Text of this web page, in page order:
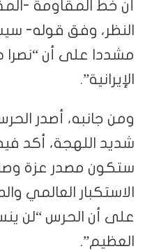
أن خط المقاومة -
النظر، وفق قوله-
مشددا على أن “نصرا
الإيرانية”.
ومن جانبه، أصدر الحرس
شديد اللهجة، أكد
ستكون مصدر عزة
الاستكبار العالمي
على أن الحرس “لن
العظيم”.